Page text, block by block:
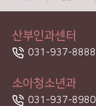
산부인과센터
031-937-8888
소아청소년과
031-937-8980